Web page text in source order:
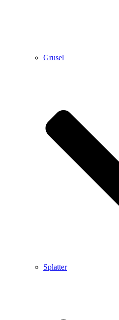
Grusel
Splatter